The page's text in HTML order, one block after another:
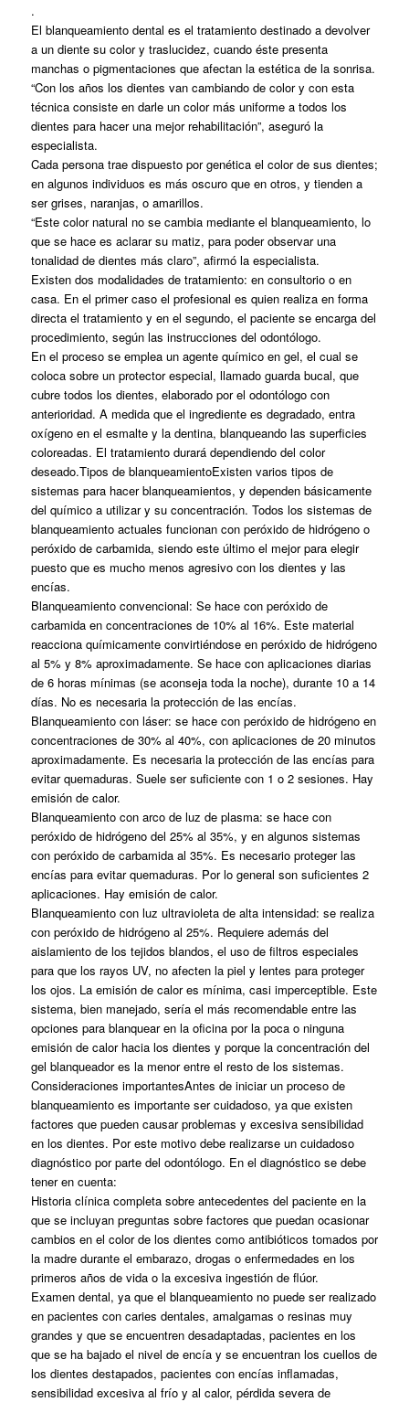
.
El blanqueamiento dental es el tratamiento destinado a devolver
a un diente su color y traslucidez, cuando éste presenta
manchas o pigmentaciones que afectan la estética de la sonrisa.
“Con los años los dientes van cambiando de color y con esta
técnica consiste en darle un color más uniforme a todos los
dientes para hacer una mejor rehabilitación”, aseguró la
especialista.
Cada persona trae dispuesto por genética el color de sus dientes;
en algunos individuos es más oscuro que en otros, y tienden a
ser grises, naranjas, o amarillos.
“Este color natural no se cambia mediante el blanqueamiento, lo
que se hace es aclarar su matiz, para poder observar una
tonalidad de dientes más claro”, afirmó la especialista.
Existen dos modalidades de tratamiento: en consultorio o en
casa. En el primer caso el profesional es quien realiza en forma
directa el tratamiento y en el segundo, el paciente se encarga del
procedimiento, según las instrucciones del odontólogo.
En el proceso se emplea un agente químico en gel, el cual se
coloca sobre un protector especial, llamado guarda bucal, que
cubre todos los dientes, elaborado por el odontólogo con
anterioridad. A medida que el ingrediente es degradado, entra
oxígeno en el esmalte y la dentina, blanqueando las superficies
coloreadas. El tratamiento durará dependiendo del color
deseado.Tipos de blanqueamientoExisten varios tipos de
sistemas para hacer blanqueamientos, y dependen básicamente
del químico a utilizar y su concentración. Todos los sistemas de
blanqueamiento actuales funcionan con peróxido de hidrógeno o
peróxido de carbamida, siendo este último el mejor para elegir
puesto que es mucho menos agresivo con los dientes y las
encías.
Blanqueamiento convencional: Se hace con peróxido de
carbamida en concentraciones de 10% al 16%. Este material
reacciona químicamente convirtiéndose en peróxido de hidrógeno
al 5% y 8% aproximadamente. Se hace con aplicaciones diarias
de 6 horas mínimas (se aconseja toda la noche), durante 10 a 14
días. No es necesaria la protección de las encías.
Blanqueamiento con láser: se hace con peróxido de hidrógeno en
concentraciones de 30% al 40%, con aplicaciones de 20 minutos
aproximadamente. Es necesaria la protección de las encías para
evitar quemaduras. Suele ser suficiente con 1 o 2 sesiones. Hay
emisión de calor.
Blanqueamiento con arco de luz de plasma: se hace con
peróxido de hidrógeno del 25% al 35%, y en algunos sistemas
con peróxido de carbamida al 35%. Es necesario proteger las
encías para evitar quemaduras. Por lo general son suficientes 2
aplicaciones. Hay emisión de calor.
Blanqueamiento con luz ultravioleta de alta intensidad: se realiza
con peróxido de hidrógeno al 25%. Requiere además del
aislamiento de los tejidos blandos, el uso de filtros especiales
para que los rayos UV, no afecten la piel y lentes para proteger
los ojos. La emisión de calor es mínima, casi imperceptible. Este
sistema, bien manejado, sería el más recomendable entre las
opciones para blanquear en la oficina por la poca o ninguna
emisión de calor hacia los dientes y porque la concentración del
gel blanqueador es la menor entre el resto de los sistemas.
Consideraciones importantesAntes de iniciar un proceso de
blanqueamiento es importante ser cuidadoso, ya que existen
factores que pueden causar problemas y excesiva sensibilidad
en los dientes. Por este motivo debe realizarse un cuidadoso
diagnóstico por parte del odontólogo. En el diagnóstico se debe
tener en cuenta:
Historia clínica completa sobre antecedentes del paciente en la
que se incluyan preguntas sobre factores que puedan ocasionar
cambios en el color de los dientes como antibióticos tomados por
la madre durante el embarazo, drogas o enfermedades en los
primeros años de vida o la excesiva ingestión de flúor.
Examen dental, ya que el blanqueamiento no puede ser realizado
en pacientes con caries dentales, amalgamas o resinas muy
grandes y que se encuentren desadaptadas, pacientes en los
que se ha bajado el nivel de encía y se encuentran los cuellos de
los dientes destapados, pacientes con encías inflamadas,
sensibilidad excesiva al frío y al calor, pérdida severa de